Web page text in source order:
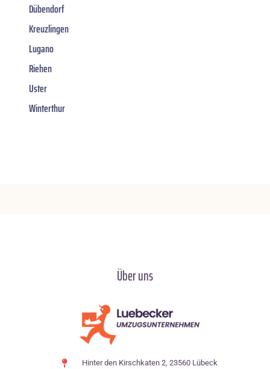
Dübendorf
Kreuzlingen
Lugano
Riehen
Uster
Winterthur
Über uns
Hinter den Kirschkaten 2, 23560 Lübeck